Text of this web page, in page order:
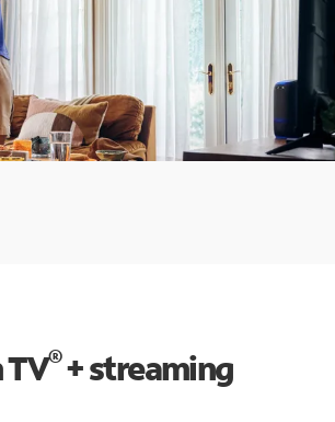
TV®+ streaming